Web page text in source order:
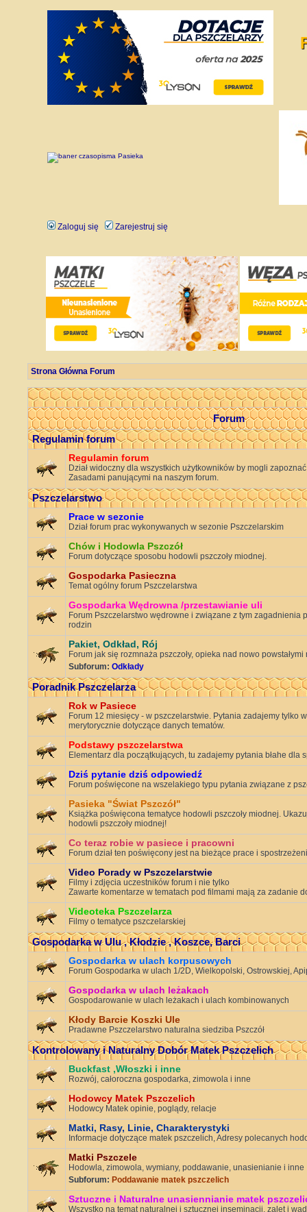
Zaloguj się Zarejestruj się
Strona Główna Forum
Forum
Regulamin forum
Regulamin forum
Dział widoczny dla wszystkich użytkowników by mogli
Zasadami panującymi na naszym forum.
Pszczelarstwo
Prace w sezonie
Dział forum prac wykonywanych w sezonie Pszczelarskim
Chów i Hodowla Pszczół
Forum dotyczące sposobu hodowli pszczoły miodnej.
Gospodarka Pasieczna
Temat ogólny forum Pszczelarstwa
Gospodarka Wędrowna /przestawianie uli
Forum Pszczelarstwo wędrowne i związane z tym zagadnienia
rodzin
Pakiet, Odkład, Rój
Forum jak się rozmnaża pszczoły, opieka nad nowo
Subforum: Odkłady
Poradnik Pszczelarza
Rok w Pasiece
Forum 12 miesięcy - w pszczelarstwie. Pytania zadajemy tylko
merytorycznie dotyczące danych tematów.
Podstawy pszczelarstwa
Elementarz dla początkujących, tu zadajemy pytania błahe dla
Dziś pytanie dziś odpowiedź
Forum poświęcone na wszelakiego typu pytania związane z
Pasieka "Świat Pszczół"
Książka poświęcona tematyce hodowli pszczoły miodnej.
hodowli pszczoły miodnej!
Co teraz robie w pasiece i pracowni
Forum dział ten poświęcony jest na bieżące prace i
Video Porady w Pszczelarstwie
Filmy i zdjęcia uczestników forum i nie tylko
Zawarte komentarze w tematach pod filmami mają za zadanie
Videoteka Pszczelarza
Filmy o tematyce pszczelarskiej
Gospodarka w Ulu , Kłodzie , Koszce, Barci
Gospodarka w ulach korpusowych
Forum Gospodarka w ulach 1/2D, Wielkopolski, Ostrowskiej,
Gospodarka w ulach leżakach
Gospodarowanie w ulach leżakach i ulach kombinowanych
Kłody Barcie Koszki Ule
Pradawne Pszczelarstwo naturalna siedziba Pszczół
Kontrolowany i Naturalny Dobór Matek Pszczelich
Buckfast ,Włoszki i inne
Rozwój, całoroczna gospodarka, zimowola i inne
Hodowcy Matek Pszczelich
Hodowcy Matek opinie, poglądy, relacje
Matki, Rasy, Linie, Charakterystyki
Informacje dotyczące matek pszczelich, Adresy polecanych
Matki Pszczele
Hodowla, zimowola, wymiany, poddawanie, unasienianie i inne
Subforum: Poddawanie matek pszczelich
Sztuczne i Naturalne unasiennianie matek
Wszystko na temat naturalnej i sztucznej inseminacji, zalet i